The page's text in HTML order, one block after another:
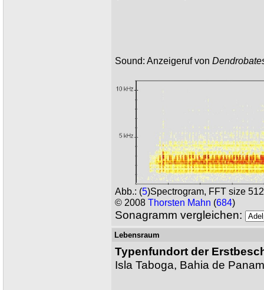
Sound: Anzeigeruf von
Abb.: (5)Spectrogram, FFT size
© 2008 Thorsten Mahn (684)
Sonagramm vergleichen:
Lebensraum
Typenfundort der
Isla Taboga, Bahia de